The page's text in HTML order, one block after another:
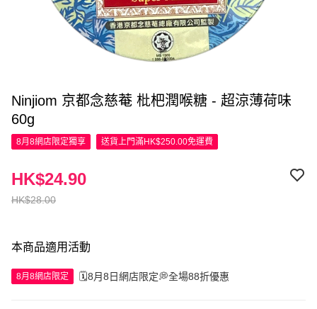
Ninjiom 京都念慈菴 枇杷潤喉糖 - 超涼薄荷味
60g
8月8網店限定獨享 送貨上門滿HK$250.00免運費
HK$28.00
HK$24.90
本商品適用活動
8月8網店限定 🗓️8月8日網店限定💭全場88折優惠